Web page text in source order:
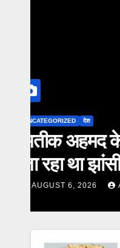
UNCATEGORIZED
सरगुजा में
दहशत।
AUGUST 4,